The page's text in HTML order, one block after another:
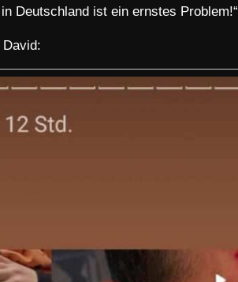
Deutschland ist ein ernstes Problem!“